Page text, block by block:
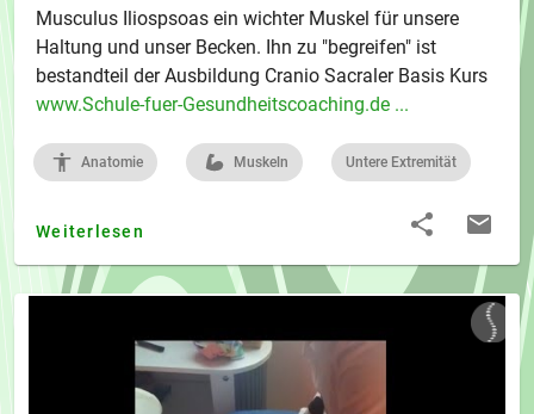
Musculus Iliospsoas ein wichter Muskel für unsere
Haltung und unser Becken. Ihn zu "begreifen" ist
bestandteil der Ausbildung Cranio Sacraler Basis Kurs
www.Schule-fuer-Gesundheitscoaching.de ...
Anatomie Muskeln Untere Extremität
Weiterlesen